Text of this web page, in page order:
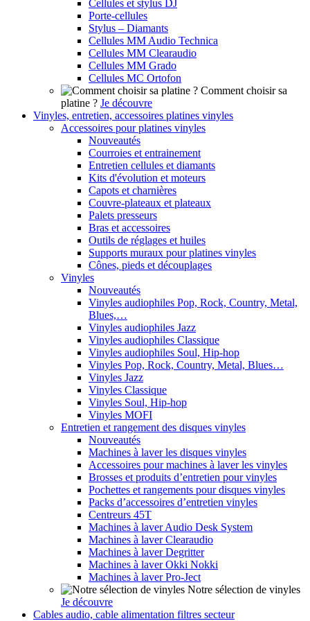
Cellules et stylus DJ
Porte-cellules
Stylus – Diamants
Cellules MM Audio Technica
Cellules MM Clearaudio
Cellules MM Grado
Cellules MC Ortofon
Comment choisir sa
platine ? Je découvre
Vinyles, entretien, accessoires platines vinyles
Accessoires pour platines vinyles
Nouveautés
Courroies et entrainement
Entretien cellules et diamants
Kits d'évolution et moteurs
Capots et charnières
Couvre-plateaux et plateaux
Palets presseurs
Bras et accessoires
Outils de réglages et huiles
Supports muraux pour platines vinyles
Cônes, pieds et découplages
Vinyles
Nouveautés
Vinyles audiophiles Pop, Rock, Country, Metal,
Blues,…
Vinyles audiophiles Jazz
Vinyles audiophiles Classique
Vinyles audiophiles Soul, Hip-hop
Vinyles Pop, Rock, Country, Metal, Blues…
Vinyles Jazz
Vinyles Classique
Vinyles Soul, Hip-hop
Vinyles MOFI
Entretien et rangement des disques vinyles
Nouveautés
Machines à laver les disques vinyles
Accessoires pour machines à laver les vinyles
Brosses et produits d’entretien pour vinyles
Pochettes et rangements pour disques vinyles
Packs d’accessoires d’entretien vinyles
Centreurs 45T
Machines à laver Audio Desk System
Machines à laver Clearaudio
Machines à laver Degritter
Machines à laver Okki Nokki
Machines à laver Pro-Ject
Notre sélection de vinyles
Je découvre
Cables audio, cable alimentation filtres secteur